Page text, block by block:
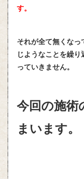
す。
それが全て無くなっ
じようなことを繰
っていきません。
今回の施術
まいます。